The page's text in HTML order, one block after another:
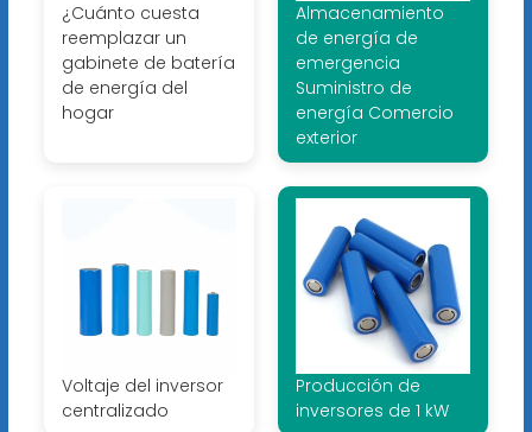
¿Cuánto cuesta
reemplazar un
gabinete de batería
de energía del
hogar
Almacenamiento
de energía de
emergencia
Suministro de
energía Comercio
exterior
Voltaje del inversor
centralizado
Producción de
inversores de 1 kW